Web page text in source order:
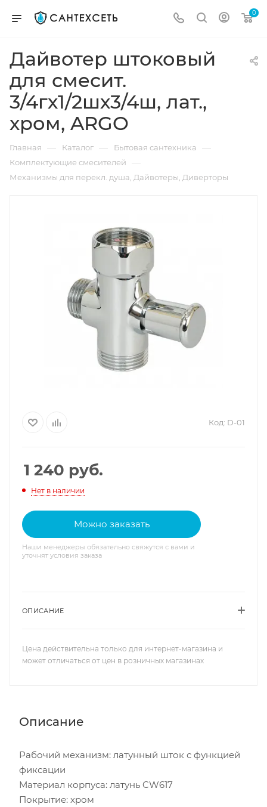
0
Дайвотер штоковый
для смесит.
3/4гх1/2шх3/4ш, лат.,
хром, ARGO
Главная — Каталог — Бытовая сантехника —
Комплектующие смесителей —
Механизмы для перекл. душа, Дайвотеры, Диверторы
Код: D-01
1 240 руб.
Нет в наличии
Можно заказать
Наши менеджеры обязательно свяжутся с вами и
уточнят условия заказа
ОПИСАНИЕ
Цена действительна только для интернет-магазина и
может отличаться от цен в розничных магазинах
Описание
Рабочий механизм: латунный шток с функцией
фиксации
Материал корпуса: латунь CW617
Покрытие: хром